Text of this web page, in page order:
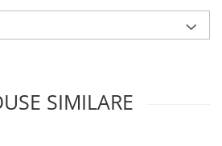
SIMILARE